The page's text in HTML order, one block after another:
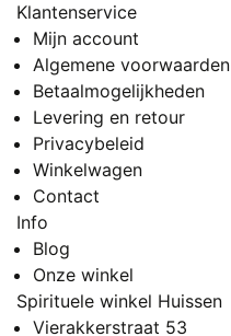
Klantenservice
Mijn account
Algemene voorwaarden
Betaalmogelijkheden
Levering en retour
Privacybeleid
Winkelwagen
Contact
Info
Blog
Onze winkel
Spirituele winkel Huissen
Vierakkerstraat 53